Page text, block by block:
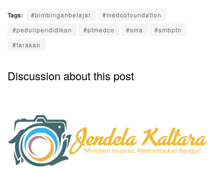
Tags: #bimbinganbelajar
#medcofoundation
#pedulipendidikan
#ptmedco #sma
#smbptn
#tarakan
Discussion about this post